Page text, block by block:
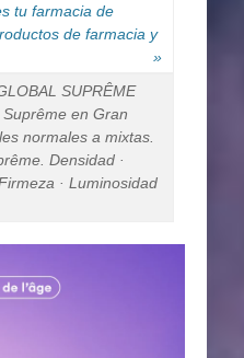
tu farmacia de
de farmacia y
»
SUPRÊME
en Gran
normales a mixtas.
Densidad ·
· Luminosidad